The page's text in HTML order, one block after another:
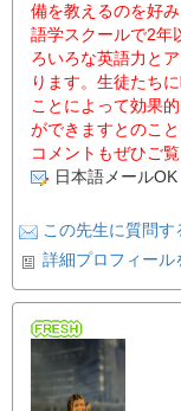
備を教えるのを好
語学スクールで2年
ろいろな英語力と
ります。生徒たち
ことによって効果
ができますとのこ
コメントもぜひご覧
日本語メールOK
この先生に質問す
詳細プロフィール